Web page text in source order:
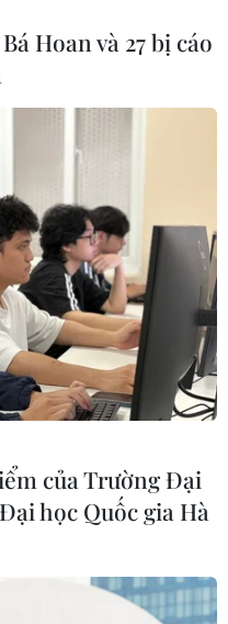
trên thị trường
24/4
giao tháng Sáu tới
khi tăng gần 20% vào
cùng kỳ hạn cũng tăng
Hoan và 27 bị cáo
của Trường Đại
học Quốc gia Hà